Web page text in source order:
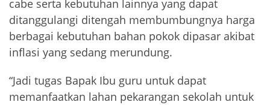
cabe serta kebutuhan lainnya yang dapat
ditanggulangi ditengah membumbungnya harga
berbagai kebutuhan bahan pokok dipasar akibat
inflasi yang sedang merundung.
“Jadi tugas Bapak Ibu guru untuk dapat
memanfaatkan lahan pekarangan sekolah untuk